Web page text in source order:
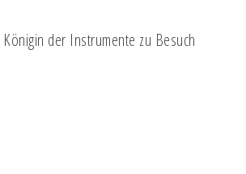
Königin der Instrumente zu Besuch